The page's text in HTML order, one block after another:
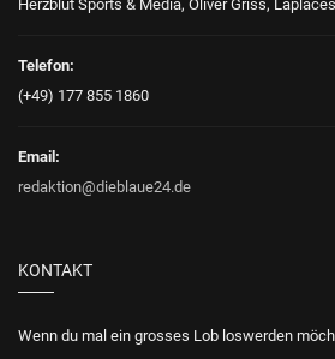
Herzblut Sports & Media, Oliver Griss,
Telefon:
(+49) 177 855 1860
Email:
redaktion@dieblaue24.de
KONTAKT
Wenn du mal ein grosses Lob loswerden